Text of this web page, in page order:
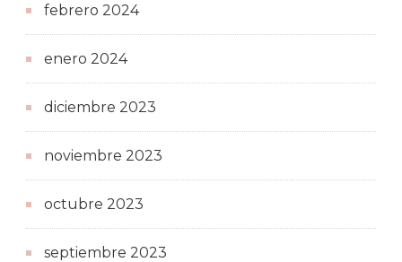
febrero 2024
enero 2024
diciembre 2023
noviembre 2023
octubre 2023
septiembre 2023